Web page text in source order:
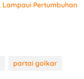
Lampaui Pertumbuhan
partai golkar